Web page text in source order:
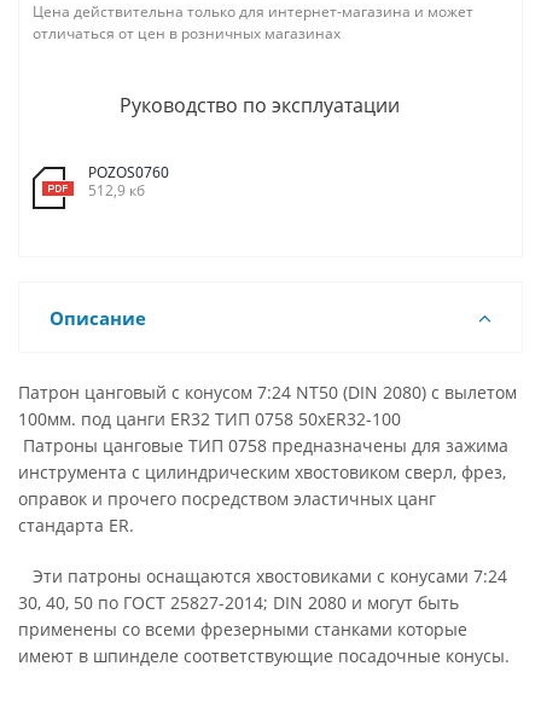
Цена действительна только для интернет-магазина и может
отличаться от цен в розничных магазинах
Руководство по эксплуатации
POZOS0760
512,9 кб
Описание
Патрон цанговый с конусом 7:24 NT50 (DIN 2080) с вылетом
100мм. под цанги ER32 ТИП 0758 50xER32-100
Патроны цанговые ТИП 0758 предназначены для зажима
инструмента с цилиндрическим хвостовиком сверл, фрез,
оправок и прочего посредством эластичных цанг
стандарта ER.
Эти патроны оснащаются хвостовиками с конусами 7:24
30, 40, 50 по ГОСТ 25827-2014; DIN 2080 и могут быть
применены со всеми фрезерными станками которые
имеют в шпинделе соответствующие посадочные конусы.